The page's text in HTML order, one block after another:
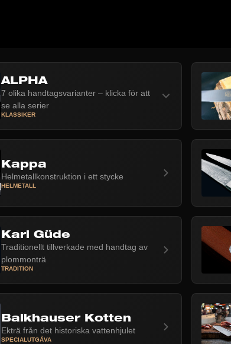
ALPHA
7 olika handtagsvarianter – klicka för att
se alla serier
KLASSIKER
Kappa
Helmetallkonstruktion i ett stycke
HELMETALL
Karl Güde
Traditionellt tillverkade med handtag av
plommonträ
TRADITION
Balkhauser Kotten
Ekträ från det historiska vattenhjulet
SPECIALUTGÅVA
VENEZIA-BROSCHYR